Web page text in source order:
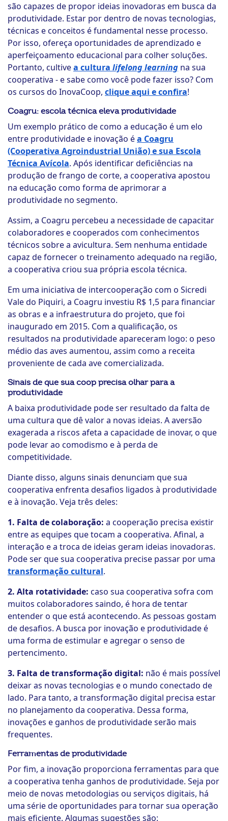
são capazes de propor ideias inovadoras em busca da
produtividade. Estar por dentro de novas tecnologias,
técnicas e conceitos é fundamental nesse processo.
Por isso, ofereça oportunidades de aprendizado e
aperfeiçoamento educacional para colher soluções.
Portanto, cultivea cultura lifelong learning na sua
cooperativa - e sabe como você pode fazer isso? Com
os cursos do InovaCoop, clique aqui e confira!
Coagru: escola técnica eleva produtividade
Um exemplo prático de como a educação é um elo
entre produtividade e inovação éa Coagru
(Cooperativa Agroindustrial União) e sua Escola
Técnica Avícola. Após identificar deficiências na
produção de frango de corte, a cooperativa apostou
na educação como forma de aprimorar a
produtividade no segmento.
Assim, a Coagru percebeu a necessidade de capacitar
colaboradores e cooperados com conhecimentos
técnicos sobre a avicultura. Sem nenhuma entidade
capaz de fornecer o treinamento adequado na região,
a cooperativa criou sua própria escola técnica.
Em uma iniciativa de intercooperação com o Sicredi
Vale do Piquiri, a Coagru investiu R$ 1,5 para financiar
as obras e a infraestrutura do projeto, que foi
inaugurado em 2015. Com a qualificação, os
resultados na produtividade apareceram logo: o peso
médio das aves aumentou, assim como a receita
proveniente de cada ave comercializada.
Sinais de que sua coop precisa olhar para a
produtividade
A baixa produtividade pode ser resultado da falta de
uma cultura que dê valor a novas ideias. A aversão
exagerada a riscos afeta a capacidade de inovar, o que
pode levar ao comodismo e à perda de
competitividade.
Diante disso, alguns sinais denunciam que sua
cooperativa enfrenta desafios ligados à produtividade
e à inovação. Veja três deles:
1. Falta de colaboração: a cooperação precisa existir
entre as equipes que tocam a cooperativa. Afinal, a
interação e a troca de ideias geram ideias inovadoras.
Pode ser que sua cooperativa precise passar por uma
transformação cultural.
2. Alta rotatividade: caso sua cooperativa sofra com
muitos colaboradores saindo, é hora de tentar
entender o que está acontecendo. As pessoas gostam
de desafios. A busca por inovação e produtividade é
uma forma de estimular e agregar o senso de
pertencimento.
3. Falta de transformação digital: não é mais possível
deixar as novas tecnologias e o mundo conectado de
lado. Para tanto, a transformação digital precisa estar
no planejamento da cooperativa. Dessa forma,
inovações e ganhos de produtividade serão mais
frequentes.
Ferramentas de produtividade
Por fim, a inovação proporciona ferramentas para que
a cooperativa tenha ganhos de produtividade. Seja por
meio de novas metodologias ou serviços digitais, há
uma série de oportunidades para tornar sua operação
mais eficiente. Algumas sugestões são: